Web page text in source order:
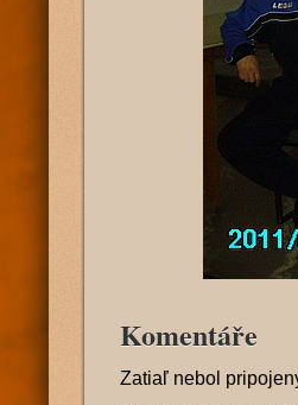
Komentáře
Zatiaľ nebol